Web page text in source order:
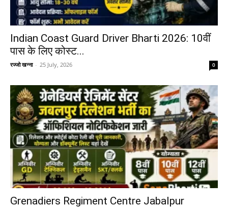
Indian Coast Guard Driver Bharti 2026: 10वीं
पास के लिए कोस्ट...
रज्जो खन्ना - 25 July, 2026 0
Grenadiers Regiment Centre Jabalpur